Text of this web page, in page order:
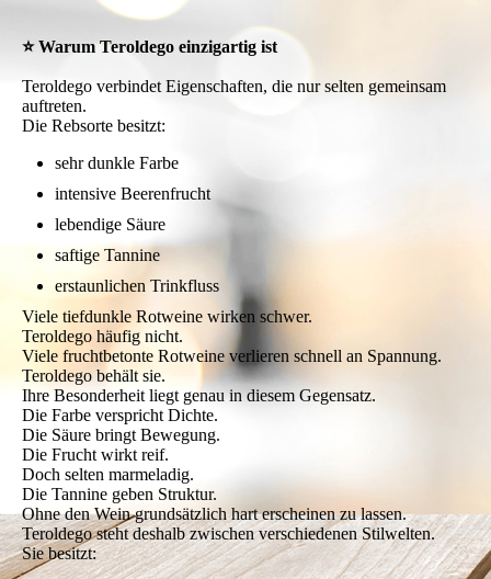
⭐ Warum Teroldego einzigartig ist
Teroldego verbindet Eigenschaften, die nur selten gemeinsam
auftreten.
Die Rebsorte besitzt:
sehr dunkle Farbe
intensive Beerenfrucht
lebendige Säure
saftige Tannine
erstaunlichen Trinkfluss
Viele tiefdunkle Rotweine wirken schwer.
Teroldego häufig nicht.
Viele fruchtbetonte Rotweine verlieren schnell an Spannung.
Teroldego behält sie.
Ihre Besonderheit liegt genau in diesem Gegensatz.
Die Farbe verspricht Dichte.
Die Säure bringt Bewegung.
Die Frucht wirkt reif.
Doch selten marmeladig.
Die Tannine geben Struktur.
Ohne den Wein grundsätzlich hart erscheinen zu lassen.
Teroldego steht deshalb zwischen verschiedenen Stilwelten.
Sie besitzt: